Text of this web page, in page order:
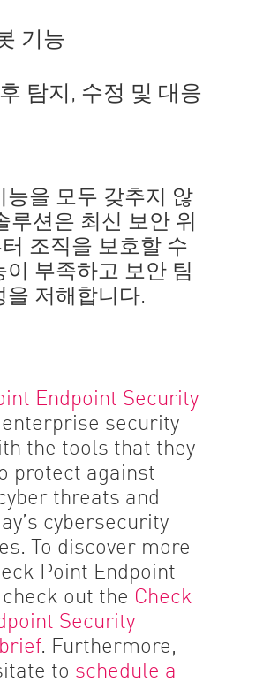
기능
탐지, 수정 및 대응
능을 모두 갖추지 않
루션은 최신 보안 위
조직을 보호할 수
이 부족하고 보안 팀
을 저해합니다.
Endpoint Security
security
the tools that they
protect against
threats and
cybersecurity
To discover more
Point Endpoint
out the Check
Security
. Furthermore,
to schedule a